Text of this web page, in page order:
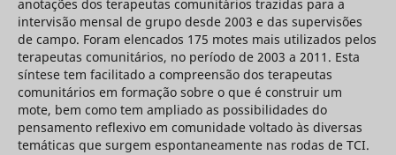
anotações dos terapeutas comunitários trazidas para a
intervisão mensal de grupo desde 2003 e das supervisões
de campo. Foram elencados 175 motes mais utilizados pelos
terapeutas comunitários, no período de 2003 a 2011. Esta
síntese tem facilitado a compreensão dos terapeutas
comunitários em formação sobre o que é construir um
mote, bem como tem ampliado as possibilidades do
pensamento reflexivo em comunidade voltado às diversas
temáticas que surgem espontaneamente nas rodas de TCI.